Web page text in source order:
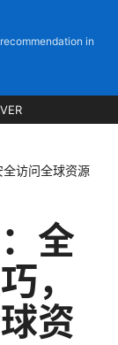
in
访问全球资源
全
，
资